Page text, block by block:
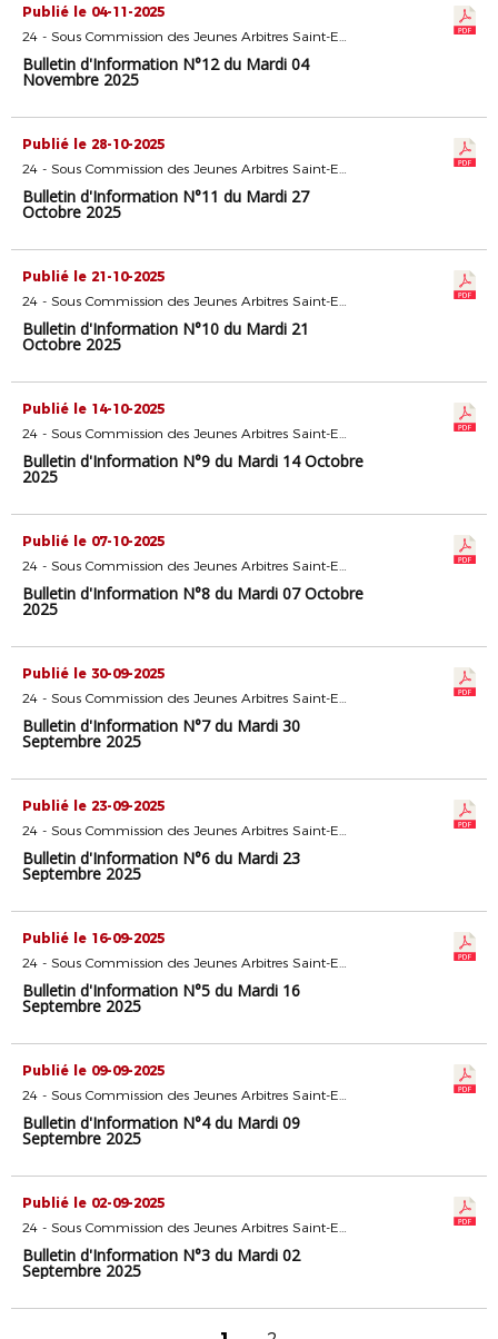
Publié le 04-11-2025
24 - Sous Commission des Jeunes Arbitres Saint-Etienne
Bulletin d'Information N°12 du Mardi 04
Novembre 2025
Publié le 28-10-2025
24 - Sous Commission des Jeunes Arbitres Saint-Etienne
Bulletin d'Information N°11 du Mardi 27
Octobre 2025
Publié le 21-10-2025
24 - Sous Commission des Jeunes Arbitres Saint-Etienne
Bulletin d'Information N°10 du Mardi 21
Octobre 2025
Publié le 14-10-2025
24 - Sous Commission des Jeunes Arbitres Saint-Etienne
Bulletin d'Information N°9 du Mardi 14 Octobre
2025
Publié le 07-10-2025
24 - Sous Commission des Jeunes Arbitres Saint-Etienne
Bulletin d'Information N°8 du Mardi 07 Octobre
2025
Publié le 30-09-2025
24 - Sous Commission des Jeunes Arbitres Saint-Etienne
Bulletin d'Information N°7 du Mardi 30
Septembre 2025
Publié le 23-09-2025
24 - Sous Commission des Jeunes Arbitres Saint-Etienne
Bulletin d'Information N°6 du Mardi 23
Septembre 2025
Publié le 16-09-2025
24 - Sous Commission des Jeunes Arbitres Saint-Etienne
Bulletin d'Information N°5 du Mardi 16
Septembre 2025
Publié le 09-09-2025
24 - Sous Commission des Jeunes Arbitres Saint-Etienne
Bulletin d'Information N°4 du Mardi 09
Septembre 2025
Publié le 02-09-2025
24 - Sous Commission des Jeunes Arbitres Saint-Etienne
Bulletin d'Information N°3 du Mardi 02
Septembre 2025